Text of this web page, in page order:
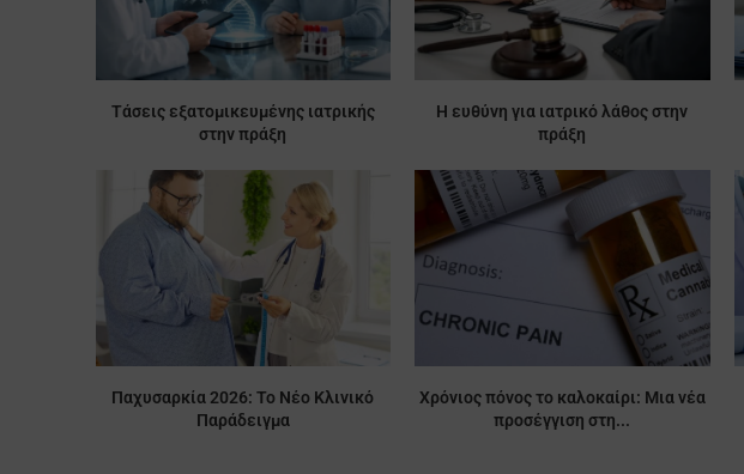
Τάσεις εξατομικευμένης ιατρικής
στην πράξη
Η ευθύνη για ιατρικό λάθος στην
πράξη
Παχυσαρκία 2026: Το Νέο Κλινικό
Παράδειγμα
Χρόνιος πόνος το καλοκαίρι: Μια νέα
προσέγγιση στη...